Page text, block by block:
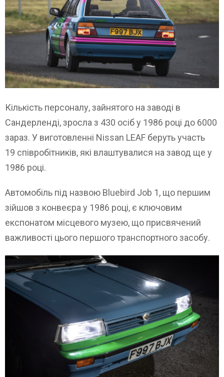
Кількість персоналу, зайнятого на заводі в
Сандерленді, зросла з 430 осіб у 1986 році до 6000
зараз. У виготовленні Nissan LEAF беруть участь
19 співробітників, які влаштувалися на завод ще у
1986 році.
Автомобіль під назвою Bluebird Job 1, що першим
зійшов з конвеєра у 1986 році, є ключовим
експонатом місцевого музею, що присвячений
важливості цього першого транспортного засобу.